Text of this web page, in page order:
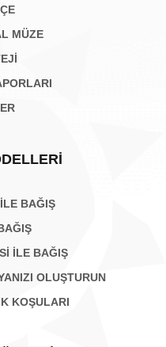
MÜZE
BAĞIŞ
İLE BAĞIŞ
OLUŞTURUN
KOŞULARI